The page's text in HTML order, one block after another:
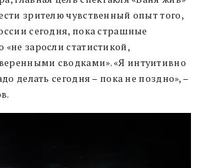
зрителю чувственный опыт того,
сегодня, пока страшные
«не заросли статистикой,
сводками». «Я интуитивно
делать сегодня – пока не поздно», –